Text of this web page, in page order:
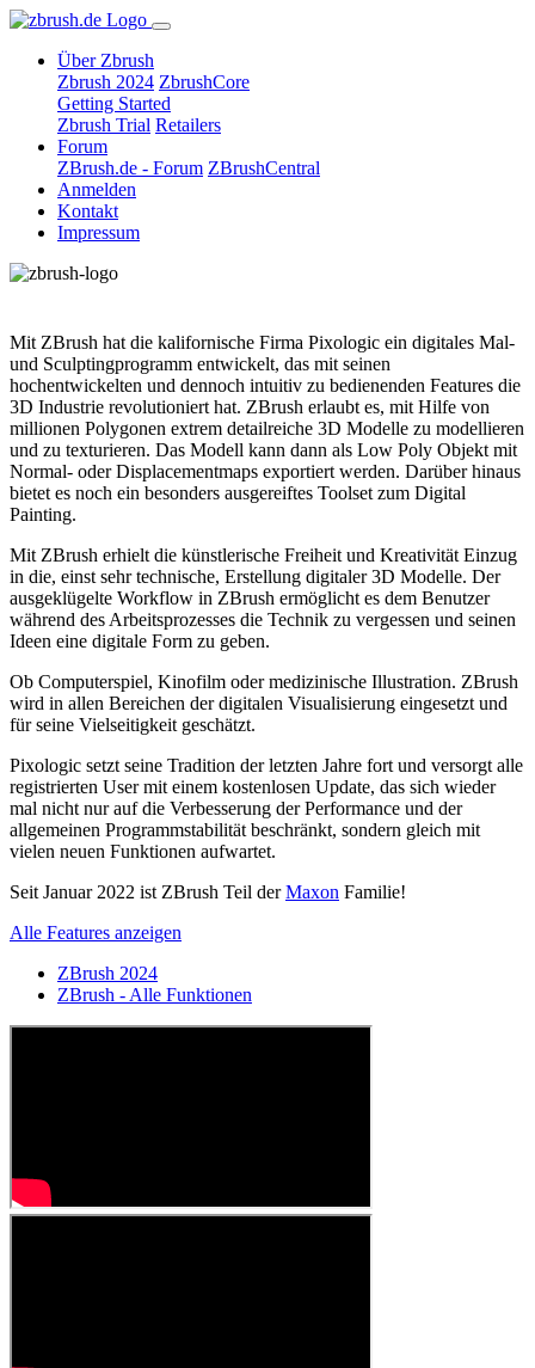
Über Zbrush
Zbrush 2024 ZbrushCore
Getting Started
Zbrush Trial Retailers
Forum
ZBrush.de - Forum ZBrushCentral
Anmelden
Kontakt
Impressum
Mit ZBrush hat die kalifornische Firma Pixologic ein digitales Mal-
und Sculptingprogramm entwickelt, das mit seinen
hochentwickelten und dennoch intuitiv zu bedienenden Features die
3D Industrie revolutioniert hat. ZBrush erlaubt es, mit Hilfe von
millionen Polygonen extrem detailreiche 3D Modelle zu modellieren
und zu texturieren. Das Modell kann dann als Low Poly Objekt mit
Normal- oder Displacementmaps exportiert werden. Darüber hinaus
bietet es noch ein besonders ausgereiftes Toolset zum Digital
Painting.
Mit ZBrush erhielt die künstlerische Freiheit und Kreativität Einzug
in die, einst sehr technische, Erstellung digitaler 3D Modelle. Der
ausgeklügelte Workflow in ZBrush ermöglicht es dem Benutzer
während des Arbeitsprozesses die Technik zu vergessen und seinen
Ideen eine digitale Form zu geben.
Ob Computerspiel, Kinofilm oder medizinische Illustration. ZBrush
wird in allen Bereichen der digitalen Visualisierung eingesetzt und
für seine Vielseitigkeit geschätzt.
Pixologic setzt seine Tradition der letzten Jahre fort und versorgt alle
registrierten User mit einem kostenlosen Update, das sich wieder
mal nicht nur auf die Verbesserung der Performance und der
allgemeinen Programmstabilität beschränkt, sondern gleich mit
vielen neuen Funktionen aufwartet.
Seit Januar 2022 ist ZBrush Teil derMaxon Familie!
Alle Features anzeigen
ZBrush 2024
ZBrush - Alle Funktionen